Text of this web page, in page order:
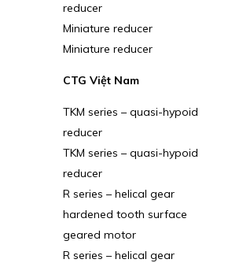
reducer
Miniature reducer
Miniature reducer
CTG Việt Nam
TKM series – quasi-hypoid
reducer
TKM series – quasi-hypoid
reducer
R series – helical gear
hardened tooth surface
geared motor
R series – helical gear